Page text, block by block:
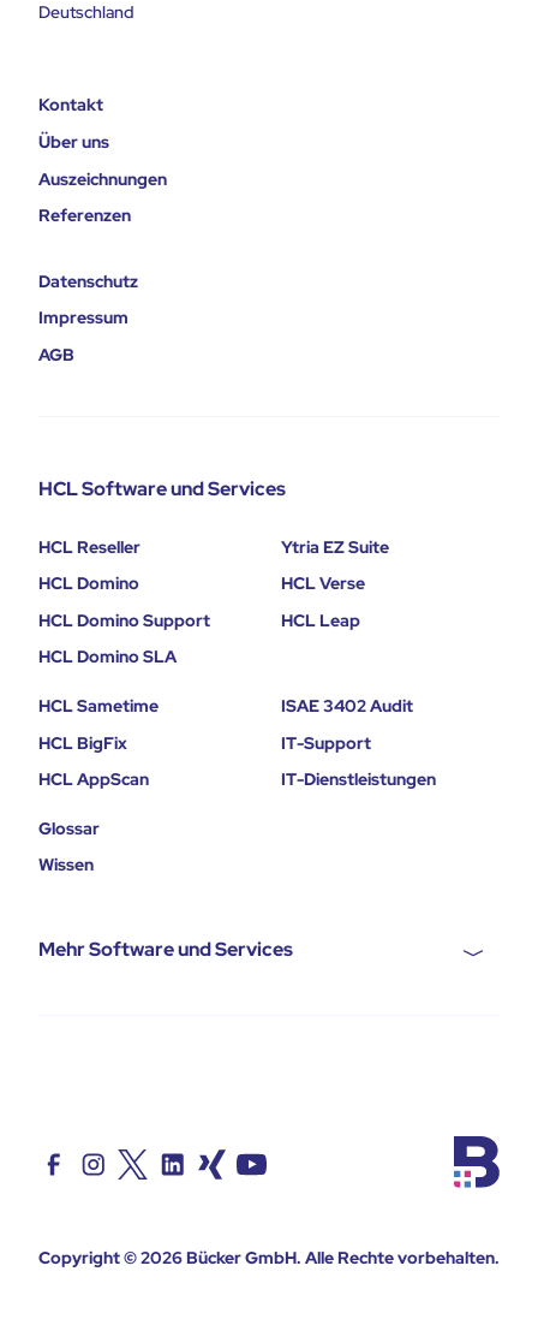
Deutschland
Kontakt
Über uns
Auszeichnungen
Referenzen
Datenschutz
Impressum
AGB
HCL Software und Services
HCL Reseller
HCL Domino
HCL Domino Support
HCL Domino SLA
Ytria EZ Suite
HCL Verse
HCL Leap
HCL Sametime
HCL BigFix
HCL AppScan
ISAE 3402 Audit
IT-Support
IT-Dienstleistungen
Glossar
Wissen
Mehr Software und Services
Copyright © 2026Bücker GmbH. Alle Rechte vorbehalten.